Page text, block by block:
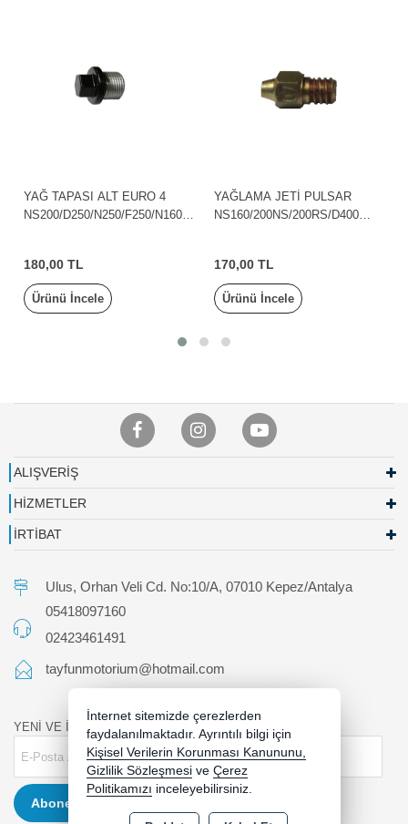
YAĞ TAPASI ALT EURO 4
NS200/D250/N250/F250/N160/N
180,00 TL
Ürünü İncele
YAĞLAMA JETİ PULSAR
NS160/200NS/200RS/D400
170,00 TL
Ürünü İncele
ALIŞVERİŞ
HİZMETLER
İRTİBAT
Ulus, Orhan Veli Cd. No:10/A, 07010 Kepez/Antalya
05418097160
02423461491
tayfunmotorium@hotmail.com
YENİ VE İNDİRİMLİ ÜRÜNLERDEN HABERDAR OLUN !
Abone Ol
İnternet sitemizde çerezlerden
faydalanılmaktadır. Ayrıntılı bilgi için
Kişisel Verilerin Korunması Kanununu,
Gizlilik Sözleşmesi ve Çerez
Politikamızı inceleyebilirsiniz.